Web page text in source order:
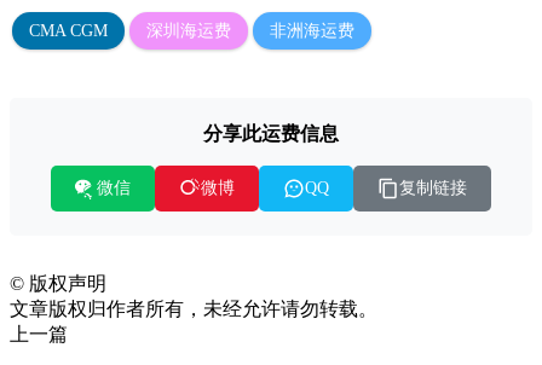
CMA CGM 深圳海运费 非洲海运费
分享此运费信息
微信 微博 QQ 复制链接
© 版权声明
文章版权归作者所有，未经允许请勿转载。
上一篇